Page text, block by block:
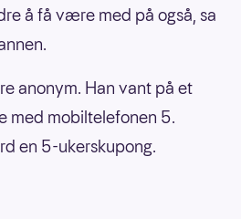
å få være med på også, sa
anonym. Han vant på et
med mobiltelefonen 5.
en 5-ukerskupong.